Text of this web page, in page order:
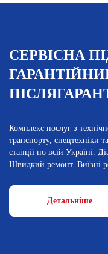
СЕРВІСНА
Комплекс послуг з
транспорту, спецтехніки
станції по всій Україні.
Швидкий ремонт. Виїзні
Детальніше